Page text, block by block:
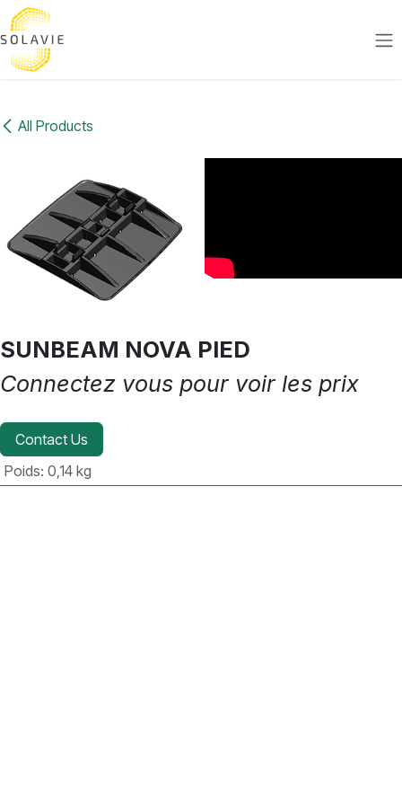
Skip to Content
All Products
SUNBEAM NOVA PIED
Connectez vous pour voir les prix
Contact Us
Poids: 0,14 kg